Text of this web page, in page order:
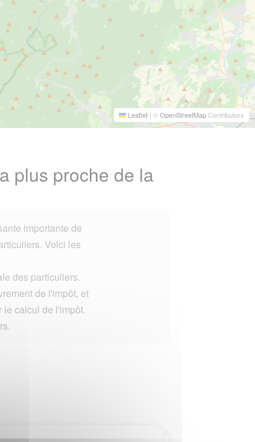
Leaflet | ©OpenStreetMapContributors
plus proche de la
importante de
Voici les
des particuliers.
de l'impôt, et
le calcul de l'impôt.